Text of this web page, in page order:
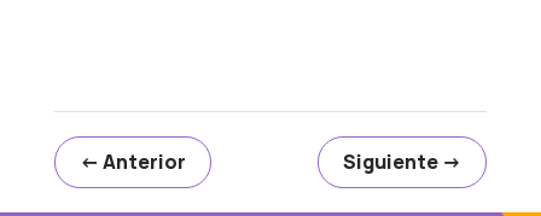
← Anterior Siguiente →